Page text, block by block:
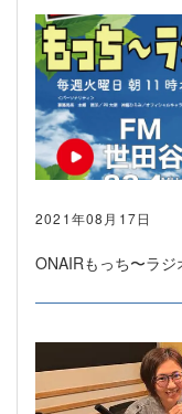
2021年08月17日
ONAIRもっち〜ラ